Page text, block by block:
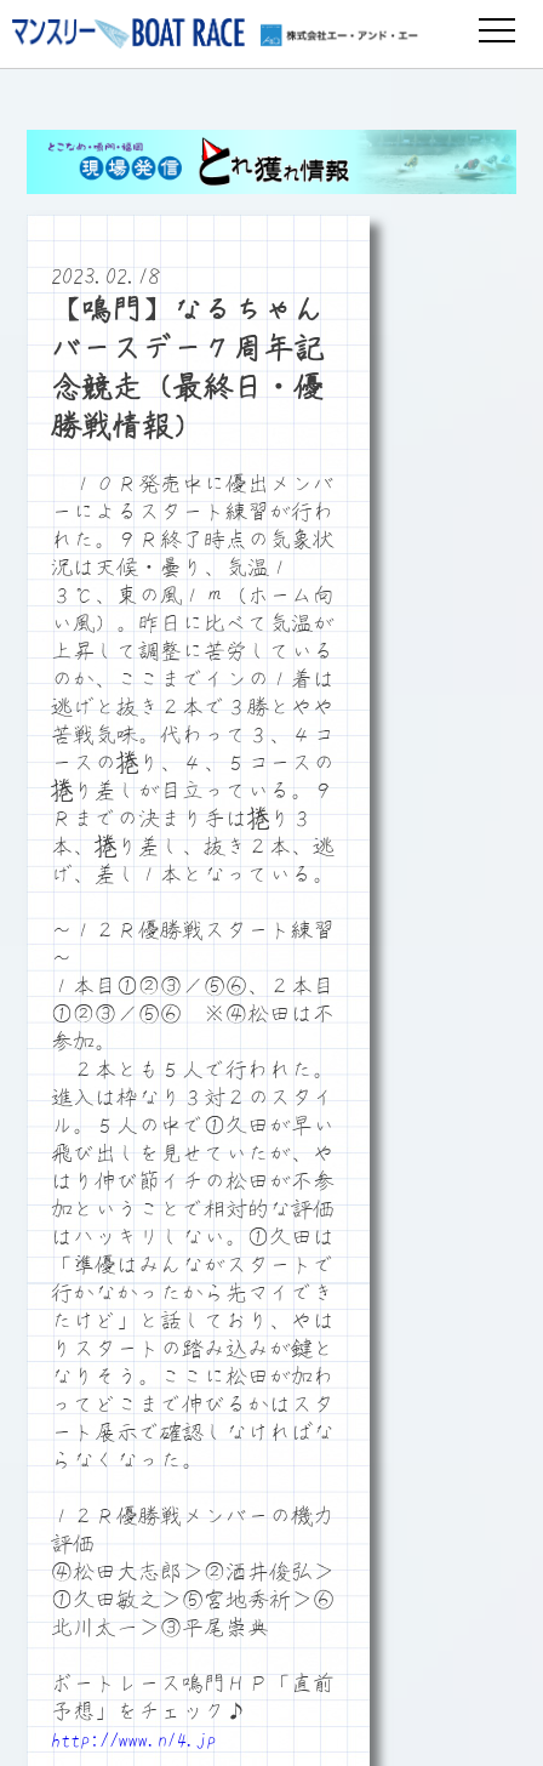
2023.02.18
【鳴門】なるちゃん
バースデー７周年記
念競走（最終日・優
勝戦情報）
１０Ｒ発売中に優出メンバ
ーによるスタート練習が行わ
れた。９Ｒ終了時点の気象状
況は天候・曇り、気温１
３℃、東の風１ｍ（ホーム向
い風）。昨日に比べて気温が
上昇して調整に苦労している
のか、ここまでインの１着は
逃げと抜き２本で３勝とやや
苦戦気味。代わって３、４コ
ースの捲り、４、５コースの
捲り差しが目立っている。９
Ｒまでの決まり手は捲り３
本、捲り差し、抜き２本、逃
げ、差し１本となっている。
～１２Ｒ優勝戦スタート練習
～
１本目①②③／⑤⑥、２本目
①②③／⑤⑥ ※④松田は不
参加。
２本とも５人で行われた。
進入は枠なり３対２のスタイ
ル。５人の中で①久田が早い
飛び出しを見せていたが、や
はり伸び節イチの松田が不参
加ということで相対的な評価
はハッキリしない。①久田は
「準優はみんながスタートで
行かなかったから先マイでき
たけど」と話しており、やは
りスタートの踏み込みが鍵と
なりそう。ここに松田が加わ
ってどこまで伸びるかはスタ
ート展示で確認しなければな
らなくなった。
１２Ｒ優勝戦メンバーの機力
評価
④松田大志郎＞②酒井俊弘＞
①久田敏之＞⑤宮地秀祈＞⑥
北川太一＞③平尾崇典
ボートレース鳴門ＨＰ「直前
予想」をチェック♪
http://www.n14.jp